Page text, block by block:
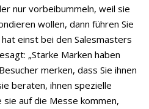
nur vorbeibummeln, weil sie
wollen, dann führen Sie
einst bei den Salesmasters
„Starke Marken haben
merken, dass Sie ihnen
beraten, ihnen spezielle
auf die Messe kommen,